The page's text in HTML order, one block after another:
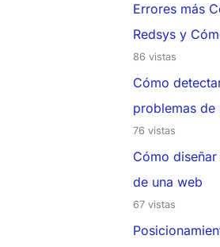
Errores más
Redsys y
86 vistas
Cómo
problemas de
76 vistas
Cómo
de una web
67 vistas